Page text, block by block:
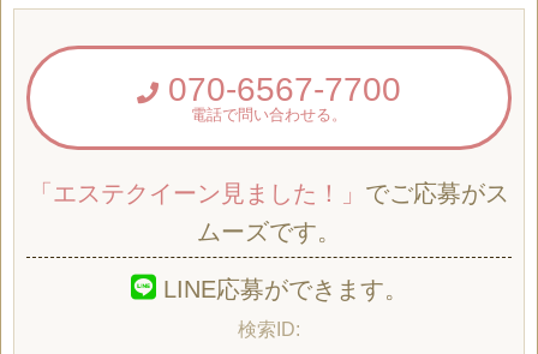
070-6567-7700
電話で問い合わせる。
「エステクイーン見ました！」 でご応募がス
ムーズです。
LINE応募ができます。